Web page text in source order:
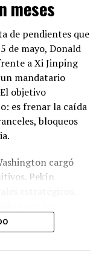
la Cumbre de
de Chile el
se ha trazado
reduzcamos las
en un 51% con
2010”.
180 millones de
ciudadana y
protección de los
traza una
0,4% de las
un compromiso
meses
de pendientes que
de mayo, Donald
a Xi Jinping
mandatario
objetivo
es frenar la caída
bloqueos
cargó
Pekín
garantías de